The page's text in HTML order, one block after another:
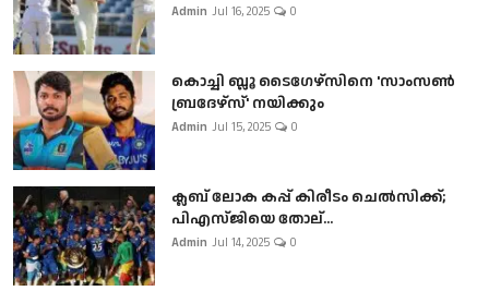
Admin Jul 16, 2025 0
കൊച്ചി ബ്ലൂ ടൈഗേഴ്സിനെ 'സാംസൺ
ബ്രദേഴ്സ്' നയിക്കും
Admin Jul 15, 2025 0
ക്ലബ് ലോക കപ്പ് കിരീടം ചെല്‍സിക്ക്;
പിഎസ്ജിയെ തോല്...
Admin Jul 14, 2025 0